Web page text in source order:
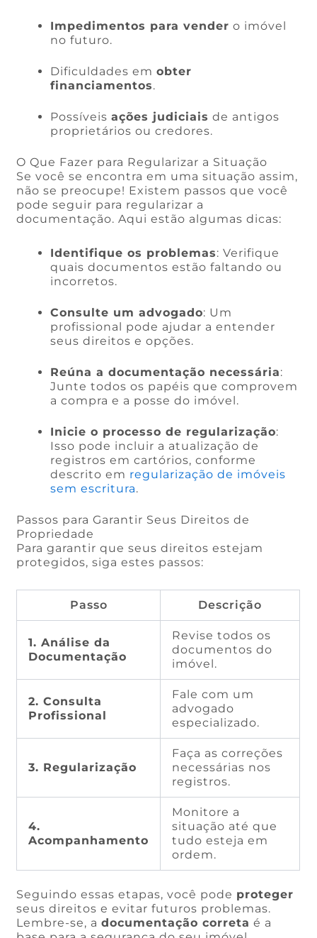
Impedimentos para vender o imóvel
no futuro.
Dificuldades emobter
financiamentos.
Possíveisações judiciais de antigos
proprietários ou credores.
O Que Fazer para Regularizar a Situação
Se você se encontra em uma situação assim,
não se preocupe! Existem passos que você
pode seguir para regularizar a
documentação. Aqui estão algumas dicas:
Identifique os problemas: Verifique
quais documentos estão faltando ou
incorretos.
Consulte um advogado: Um
profissional pode ajudar a entender
seus direitos e opções.
Reúna a documentação necessária:
Junte todos os papéis que comprovem
a compra e a posse do imóvel.
Inicie o processo de regularização:
Isso pode incluir a atualização de
registros em cartórios, conforme
descrito em regularização de imóveis
sem escritura.
Passos para Garantir Seus Direitos de
Propriedade
Para garantir que seus direitos estejam
protegidos, siga estes passos:
Passo Descrição
1. Análise da
Documentação
Revise todos os
documentos do
imóvel.
2. Consulta
Profissional
Fale com um
advogado
especializado.
3. Regularização
Faça as correções
necessárias nos
registros.
4.
Acompanhamento
Monitore a
situação até que
tudo esteja em
ordem.
Seguindo essas etapas, você pode proteger
seus direitos e evitar futuros problemas.
Lembre-se, adocumentação correta é a